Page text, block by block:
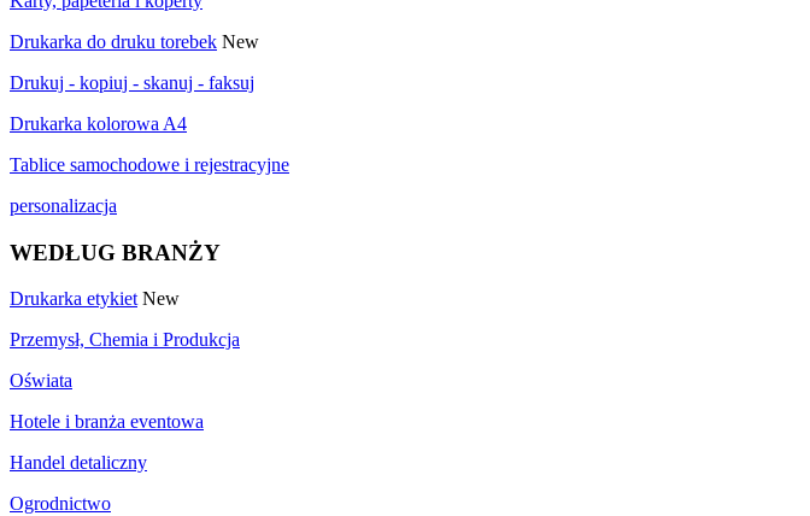
Drukarka do druku torebek New
Drukuj - kopiuj - skanuj - faksuj
Drukarka kolorowa A4
Tablice samochodowe i rejestracyjne
personalizacja
WEDŁUG BRANŻY
Drukarka etykiet New
Przemysł, Chemia i Produkcja
Oświata
Hotele i branża eventowa
Handel detaliczny
Ogrodnictwo